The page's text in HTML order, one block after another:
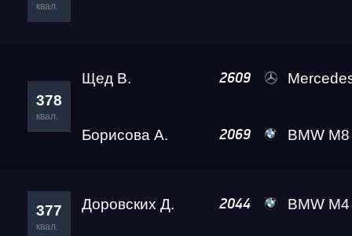
квал.
378
квал.
Щед В. 2609 Mercedes-Benz
Борисова А. 2069 BMW M8 Gran Coupe
377
квал.
Доровских Д. 2044 BMW M4